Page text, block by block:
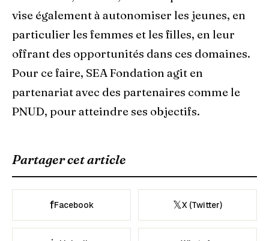
vise également à autonomiser les jeunes, en
particulier les femmes et les filles, en leur
offrant des opportunités dans ces domaines.
Pour ce faire, SEA Fondation agit en
partenariat avec des partenaires comme le
PNUD, pour atteindre ses objectifs.
Partager cet article
fFacebook 𝕏X (Twitter)